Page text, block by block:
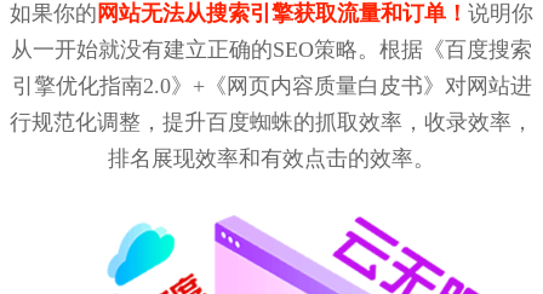
如果你的 网站无法从搜索引擎获取流量和订单！ 说明你
从一开始就没有建立正确的SEO策略。根据《百度搜索
引擎优化指南2.0》+《网页内容质量白皮书》对网站进
行规范化调整，提升百度蜘蛛的抓取效率，收录效率，
排名展现效率和有效点击的效率。